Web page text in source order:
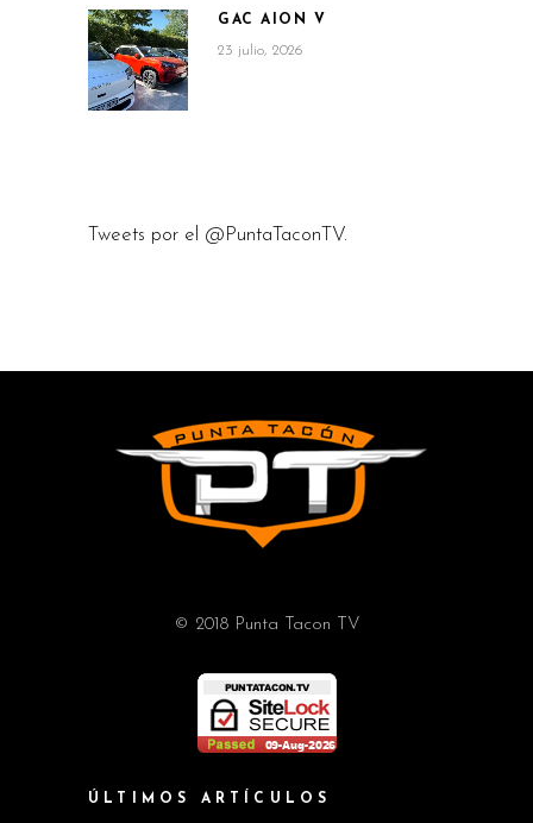
GAC AION V
23 julio, 2026
Tweets por el @PuntaTaconTV.
© 2018 Punta Tacon TV
ÚLTIMOS ARTÍCULOS